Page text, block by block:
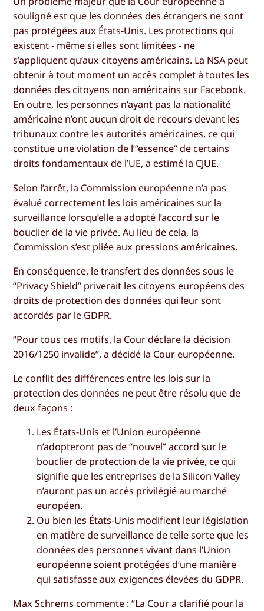
souligné est que les données des étrangers ne sont
pas protégées aux États-Unis. Les protections qui
existent - même si elles sont limitées - ne
s’appliquent qu’aux citoyens américains. La NSA peut
obtenir à tout moment un accès complet à toutes les
données des citoyens non américains sur Facebook.
En outre, les personnes n’ayant pas la nationalité
américaine n’ont aucun droit de recours devant les
tribunaux contre les autorités américaines, ce qui
constitue une violation de l’“essence” de certains
droits fondamentaux de l’UE, a estimé la CJUE.
Selon l’arrêt, la Commission européenne n’a pas
évalué correctement les lois américaines sur la
surveillance lorsqu’elle a adopté l’accord sur le
bouclier de la vie privée. Au lieu de cela, la
Commission s’est pliée aux pressions américaines.
En conséquence, le transfert des données sous le
“Privacy Shield” priverait les citoyens européens des
droits de protection des données qui leur sont
accordés par le GDPR.
“Pour tous ces motifs, la Cour déclare la décision
2016/1250 invalide”, a décidé la Cour européenne.
Le conflit des différences entre les lois sur la
protection des données ne peut être résolu que de
deux façons :
Les États-Unis et l’Union européenne
n’adopteront pas de “nouvel” accord sur le
bouclier de protection de la vie privée, ce qui
signifie que les entreprises de la Silicon Valley
n’auront pas un accès privilégié au marché
européen.
Ou bien les États-Unis modifient leur législation
en matière de surveillance de telle sorte que les
données des personnes vivant dans l’Union
européenne soient protégées d’une manière
qui satisfasse aux exigences élevées du GDPR.
Max Schrems commente : “La Cour a clarifié pour la